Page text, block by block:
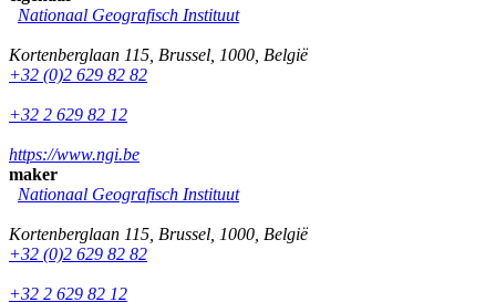
Nationaal Geografisch Instituut
Kortenberglaan 115 Brussel 1000 België
+32 (0)2 629 82 82
+32 2 629 82 12
https://www.ngi.be
maker
Nationaal Geografisch Instituut
Kortenberglaan 115 Brussel 1000 België
+32 (0)2 629 82 82
+32 2 629 82 12